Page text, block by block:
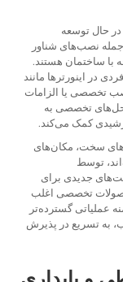
در حال توسعه
نصب‌های شناور
با ساختمان هستند.
در اینورترها مانند
تخصصی یا الزامات
تخصصی به
کمک می‌کند.
سخت، مکان‌های
توسط
جدیدی برای
تخصصی اغلب
عملیاتی گسترده‌تر
به تسریع در پذیرش